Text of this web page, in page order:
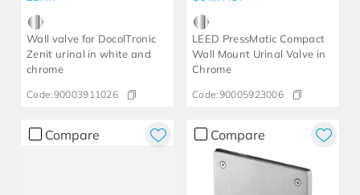
Wall valve for DocolTronic
Zenit urinal in white and
chrome
Code:90003911026
LEED PressMatic Compact
Wall Mount Urinal Valve in
Chrome
Code:90005923006
Compare Compare